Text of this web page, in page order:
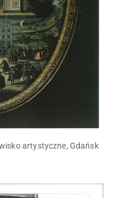
artystyczne, Gdańsk